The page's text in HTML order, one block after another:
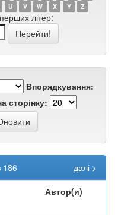
U V W X Y Z
літер:
Впорядкування:
сторінку:
186
далі >
Автор(и)